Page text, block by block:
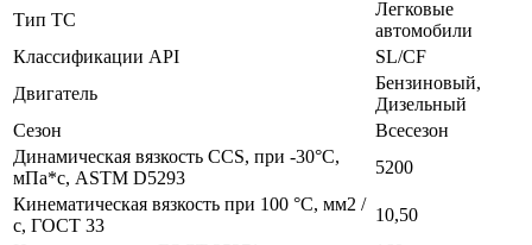
Тип ТС
Легковые
автомобили
Классификации API
SL/CF
Двигатель
Бензиновый,
Дизельный
Сезон
Всесезон
Динамическая вязкость ССS, при -30°С,
мПа*с, ASTM D5293
5200
Кинематическая вязкость при 100 °С, мм2 /
с, ГОСТ 33
10,50